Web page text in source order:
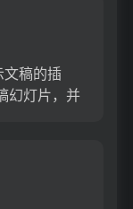
稿的插
幻灯片，并